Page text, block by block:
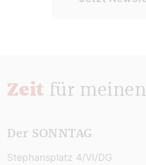
Zeit für
Der SONNTAG
Stephansplatz 4/VI/DG